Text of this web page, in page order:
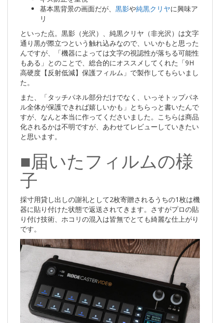
基本黒背景の画面だが、 黒影や純黒クリヤに興味ア
リ
といった点。黒影（光沢）、純黒クリヤ（非光沢）は文字
通り黒が際立つという触れ込みなので、いいかもと思った
んですが、「機器によっては文字の視認性が落ちる可能性
もある」とのことで、総合的にオススメしてくれた「9H
高硬度【反射低減】保護フィルム」で製作してもらいまし
た。
また、「タッチパネル部分だけでなく、いっそトップパネ
ル全体が保護できれば嬉しいかも」とちらっと書いたんで
すが、なんと本当に作ってくださいました。こちらは商品
化されるかは不明ですが、あわせてレビューしていきたい
と思います。
■届いたフィルムの様
子
採寸用貸し出しの謝礼として2枚寄贈されるうちの1枚は機
器に貼り付けた状態で返送されてきます。さすがプロの貼
り付け技術、ホコリの混入は皆無でとても綺麗な仕上がり
です。